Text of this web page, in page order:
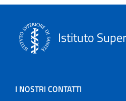
Istituto
I NOSTRI CONTATTI